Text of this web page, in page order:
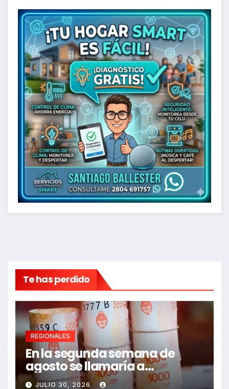
Te has perdido
REGIONALES
En la segunda semana de
agosto se llamaría a
paritarias
JULIO 30, 2026